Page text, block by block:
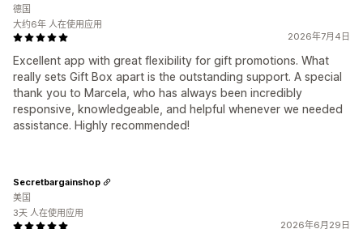
2026年7月4日
Excellent app with great flexibility for gift promotions. What
really sets Gift Box apart is the outstanding support. A special
thank you to Marcela, who has always been incredibly
responsive, knowledgeable, and helpful whenever we needed
assistance. Highly recommended!
德国
大约6年 人在使用应用
2026年6月29日
Secretbargainshop
美国
3天 人在使用应用